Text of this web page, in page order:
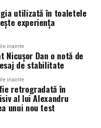
utilizată în toaletele
experiența
inainte
Nicușor Dan o notă de
de stabilitate
inainte
retrogradată în
al lui Alexandru
unui nou test